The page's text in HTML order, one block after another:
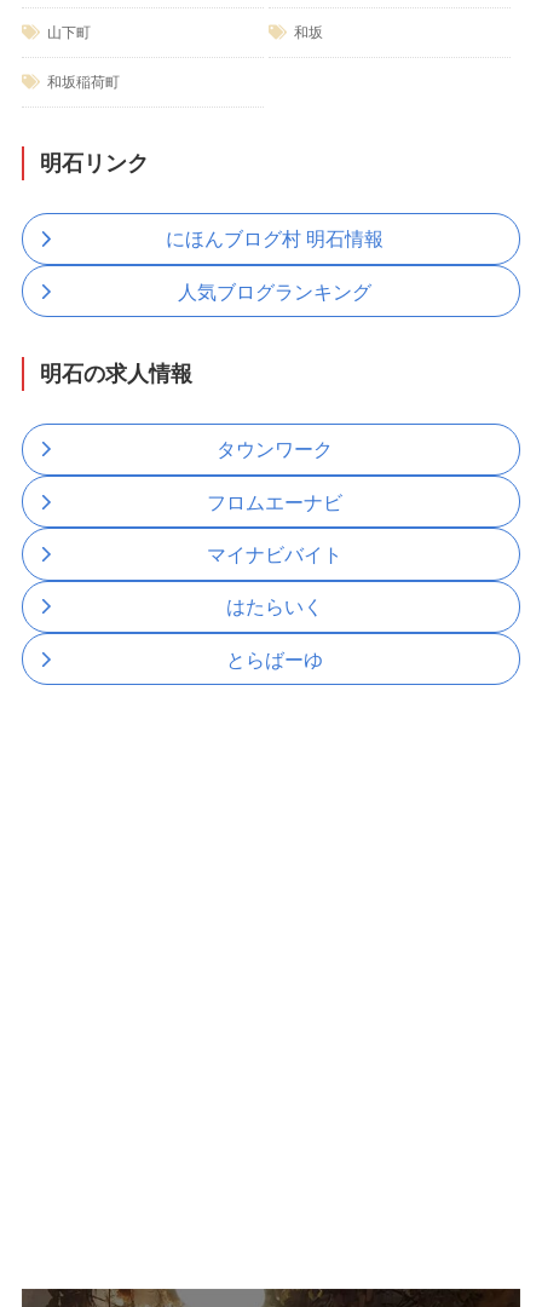
山下町 和坂
和坂稲荷町
明石リンク
にほんブログ村 明石情報
人気ブログランキング
明石の求人情報
タウンワーク
フロムエーナビ
マイナビバイト
はたらいく
とらばーゆ